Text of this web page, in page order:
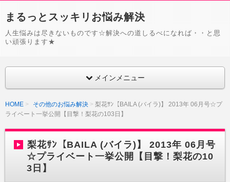
まるっとスッキリお悩み解決
人生悩みは尽きないものです☆解決への道しるべになれば・・と思
い頑張ります★
メインメニュー
HOME その他のお悩み解決
梨花ｻﾝ【BAILA (バイラ)】 2013年 06月号☆プ
ライベート一挙公開【目撃！梨花の103日】
梨花ｻﾝ【BAILA (バイラ)】 2013年 06月号
☆プライベート一挙公開【目撃！梨花の10
3日】